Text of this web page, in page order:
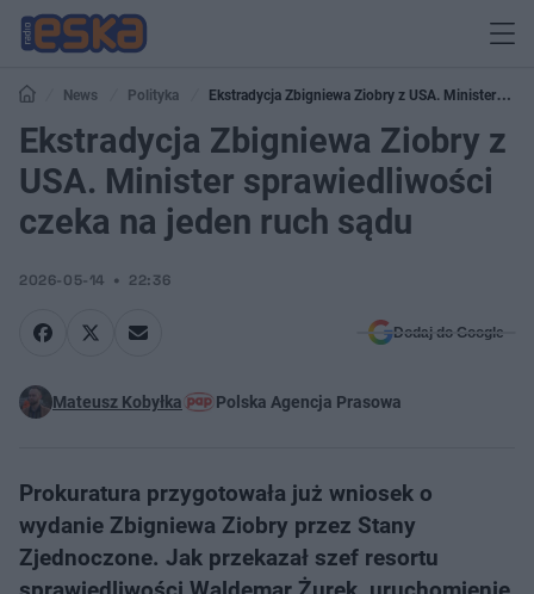
News Polityka
Ekstradycja Zbigniewa Ziobry z USA. Minister
sprawiedliwości czeka na jeden ruch sądu
Ekstradycja Zbigniewa Ziobry z
USA. Minister sprawiedliwości
czeka na jeden ruch sądu
2026-05-14 22:36
Dodaj do Google
Mateusz Kobyłka Polska Agencja Prasowa
Prokuratura przygotowała już wniosek o
wydanie Zbigniewa Ziobry przez Stany
Zjednoczone. Jak przekazał szef resortu